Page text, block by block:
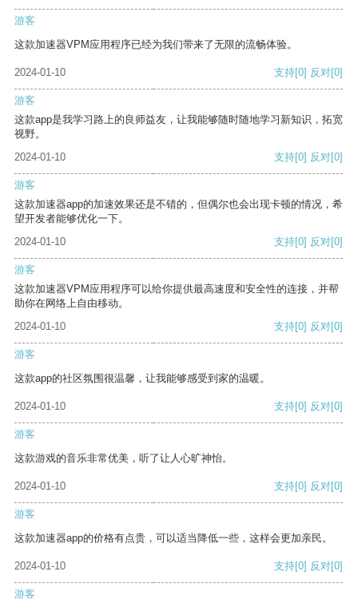
游客
这款加速器VPM应用程序已经为我们带来了无限的流畅体验。
2024-01-10 支持[0] 反对[0]
游客
这款app是我学习路上的良师益友，让我能够随时随地学习新知识，拓宽
视野。
2024-01-10
支持[0] 反对[0]
游客
这款加速器app的加速效果还是不错的，但偶尔也会出现卡顿的情况，希
望开发者能够优化一下。
2024-01-10
支持[0] 反对[0]
游客
这款加速器VPM应用程序可以给你提供最高速度和安全性的连接，并帮
助你在网络上自由移动。
2024-01-10
支持[0] 反对[0]
游客
这款app的社区氛围很温馨，让我能够感受到家的温暖。
2024-01-10 支持[0] 反对[0]
游客
这款游戏的音乐非常优美，听了让人心旷神怡。
2024-01-10 支持[0] 反对[0]
游客
这款加速器app的价格有点贵，可以适当降低一些，这样会更加亲民。
2024-01-10 支持[0] 反对[0]
游客